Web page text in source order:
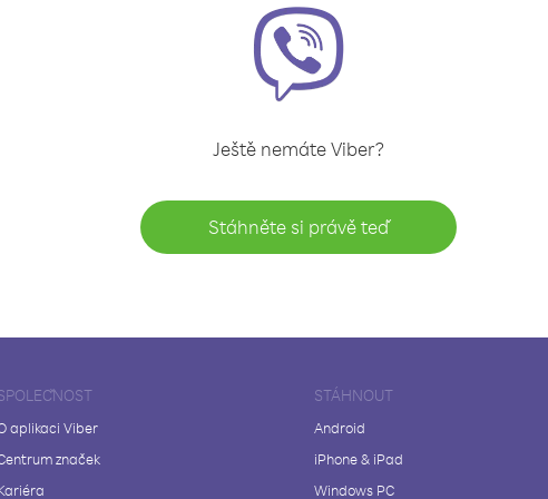
Ještě nemáte Viber?
Stáhněte si právě teď
aplikaci Viber
značek
STÁHNOUT
Android
iPhone & iPad
Windows PC